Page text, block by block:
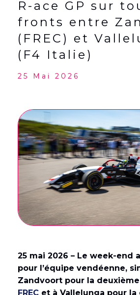
R-ace GP sur
fronts entre
(FREC) et
(F4 Italie)
25 Mai 2026
25 mai 2026 – Le week-end
pour l’équipe vendéenne,
Zandvoort pour la
FRECet à Vallelunga pour la